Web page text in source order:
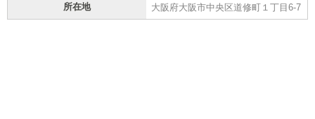
所在地 大阪府大阪市中央区道修町１丁目6-7